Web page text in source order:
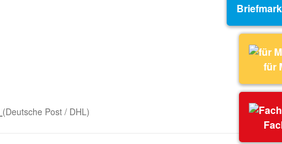
(Deutsche Post / DHL)
für